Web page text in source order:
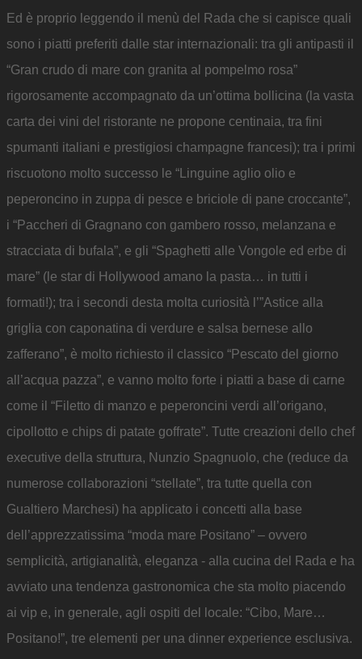
Ed è proprio leggendo il menù del Rada che si capisce quali
sono i piatti preferiti dalle star internazionali: tra gli antipasti il
“Gran crudo di mare con granita al pompelmo rosa”
rigorosamente accompagnato da un’ottima bollicina (la vasta
carta dei vini del ristorante ne propone centinaia, tra fini
spumanti italiani e prestigiosi champagne francesi); tra i primi
riscuotono molto successo le “Linguine aglio olio e
peperoncino in zuppa di pesce e briciole di pane croccante”,
i “Paccheri di Gragnano con gambero rosso, melanzana e
stracciata di bufala”, e gli “Spaghetti alle Vongole ed erbe di
mare” (le star di Hollywood amano la pasta… in tutti i
formati!); tra i secondi desta molta curiosità l’”Astice alla
griglia con caponatina di verdure e salsa bernese allo
zafferano”, è molto richiesto il classico “Pescato del giorno
all’acqua pazza”, e vanno molto forte i piatti a base di carne
come il “Filetto di manzo e peperoncini verdi all’origano,
cipollotto e chips di patate goffrate”. Tutte creazioni dello chef
executive della struttura, Nunzio Spagnuolo, che (reduce da
numerose collaborazioni “stellate”, tra tutte quella con
Gualtiero Marchesi) ha applicato i concetti alla base
dell’apprezzatissima “moda mare Positano” – ovvero
semplicità, artigianalità, eleganza - alla cucina del Rada e ha
avviato una tendenza gastronomica che sta molto piacendo
ai vip e, in generale, agli ospiti del locale: “Cibo, Mare…
Positano!”, tre elementi per una dinner experience esclusiva.